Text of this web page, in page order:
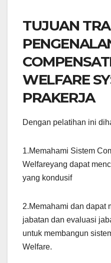
TUJUAN
WELFARE
PRAKERJA
Dengan pelatihan ini
1.Memahami Sistem
Welfareyang dapat
yang kondusif
2.Memahami dan dapat
jabatan dan evaluasi
untuk membangun
Welfare.